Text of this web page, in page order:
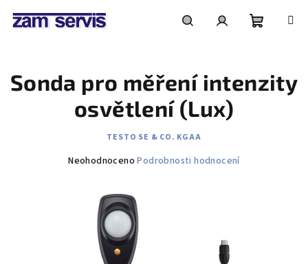
košík
Sonda pro měření intenzity
osvětlení (Lux)
TESTO SE & CO. KGAA
Průměrné
hvězdiček.
Neohodnoceno Podrobnosti hodnocení